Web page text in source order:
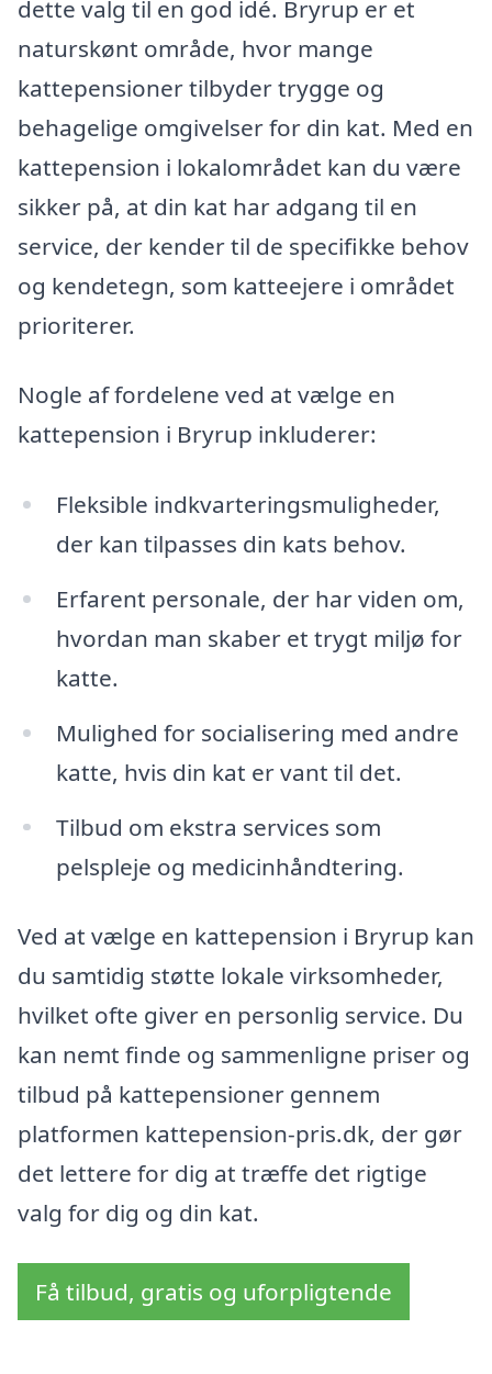
dette valg til en god idé. Bryrup er et
naturskønt område, hvor mange
kattepensioner tilbyder trygge og
behagelige omgivelser for din kat. Med en
kattepension i lokalområdet kan du være
sikker på, at din kat har adgang til en
service, der kender til de specifikke behov
og kendetegn, som katteejere i området
prioriterer.
Nogle af fordelene ved at vælge en
kattepension i Bryrup inkluderer:
Fleksible indkvarteringsmuligheder,
der kan tilpasses din kats behov.
Erfarent personale, der har viden om,
hvordan man skaber et trygt miljø for
katte.
Mulighed for socialisering med andre
katte, hvis din kat er vant til det.
Tilbud om ekstra services som
pelspleje og medicinhåndtering.
Ved at vælge en kattepension i Bryrup kan
du samtidig støtte lokale virksomheder,
hvilket ofte giver en personlig service. Du
kan nemt finde og sammenligne priser og
tilbud på kattepensioner gennem
platformen kattepension-pris.dk, der gør
det lettere for dig at træffe det rigtige
valg for dig og din kat.
Få tilbud, gratis og uforpligtende